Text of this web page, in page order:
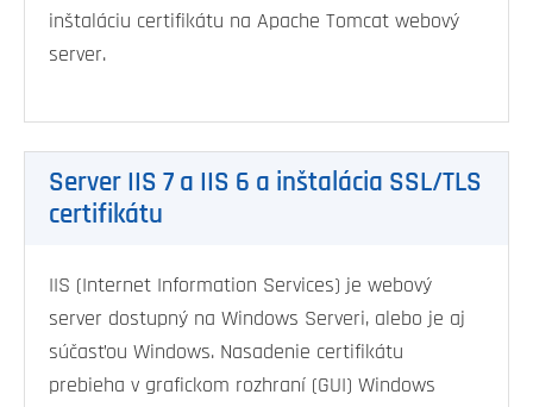
inštaláciu certifikátu na Apache Tomcat webový
server.
Server IIS 7 a IIS 6 a inštalácia SSL/TLS
certifikátu
IIS (Internet Information Services) je webový
server dostupný na Windows Serveri, alebo je aj
súčasťou Windows. Nasadenie certifikátu
prebieha v grafickom rozhraní (GUI) Windows